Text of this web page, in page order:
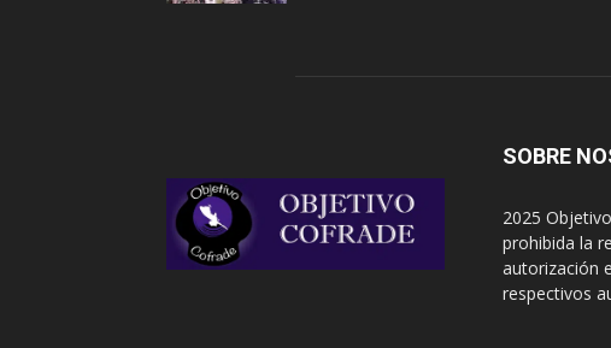
SOBRE
2025
prohibida la
autorización
respectivos